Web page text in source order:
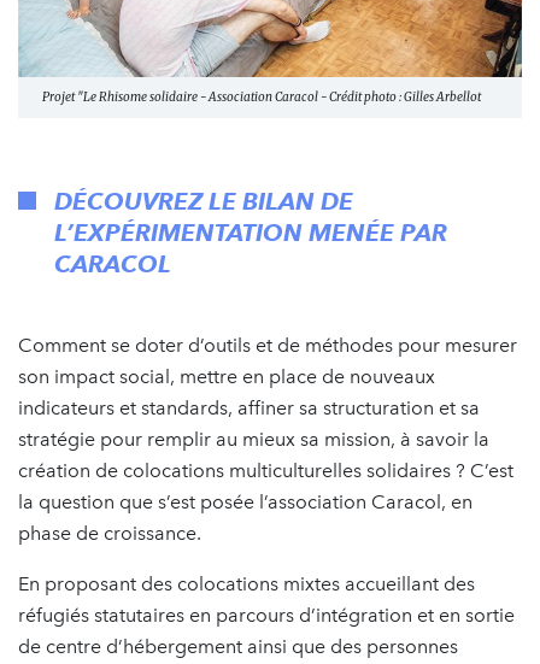
Projet "Le Rhisome solidaire - Association Caracol - Crédit photo : Gilles Arbellot
DÉCOUVREZ LE BILAN DE
L’EXPÉRIMENTATION MENÉE PAR
CARACOL
Comment se doter d’outils et de méthodes pour mesurer
son impact social, mettre en place de nouveaux
indicateurs et standards, affiner sa structuration et sa
stratégie pour remplir au mieux sa mission, à savoir la
création de colocations multiculturelles solidaires ? C’est
la question que s’est posée l’association Caracol, en
phase de croissance.
En proposant des colocations mixtes accueillant des
réfugiés statutaires en parcours d’intégration et en sortie
de centre d’hébergement ainsi que des personnes